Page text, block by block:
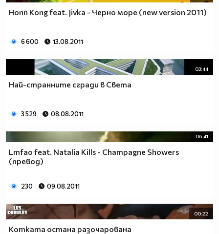
Honn Kong feat. Jivka - Черно море (new version 2011)
6 600 13.08.2011
03:44
Най-странните сгради в Света
3 529 08.08.2011
06:41
Lmfao feat. Natalia Kills - Champagne Showers
(превод)
230 09.08.2011
00:22
Котката остана разочарована